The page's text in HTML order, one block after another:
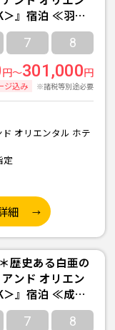
＞』宿泊 ≪羽田
島-ジョージタウ
7 8
円～301,000円
ジ込み ※諸税等別途必要
オリエンタル ホテ
定
細
歴史ある白亜の
ンド オリエン
＞』宿泊 ≪成田
島-ジョージタウ
7 8